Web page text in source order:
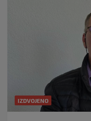
IZDVOJENO